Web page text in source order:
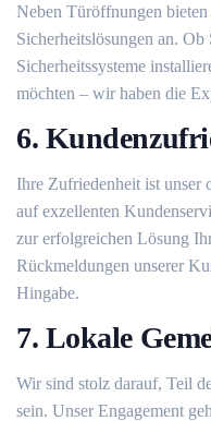
Neben Türöffnungen
Sicherheitslösungen an.
Sicherheitssysteme
möchten – wir haben die
6.
Ihre Zufriedenheit ist unser
auf exzellenten
zur erfolgreichen Lösung
Rückmeldungen unserer
Hingabe.
7. Lokale
Wir sind stolz darauf, Teil
sein. Unser Engagement